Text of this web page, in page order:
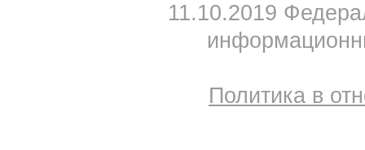
11.10.2019
Политика в